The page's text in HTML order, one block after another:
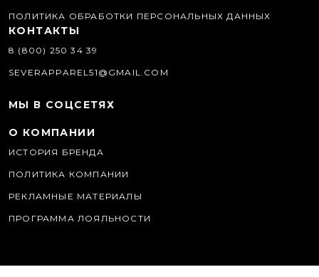
ПОЛИТИКА ОБРАБОТКИ ПЕРСОНАЛЬНЫХ ДАННЫХ
КОНТАКТЫ
8 (800) 250 34 39
SEVERAPPAREL51@GMAIL.COM
МЫ В СОЦСЕТЯХ
О КОМПАНИИ
ИСТОРИЯ БРЕНДА
ПОЛИТИКА КОМПАНИИ
РЕКЛАМНЫЕ МАТЕРИАЛЫ
ПРОГРАММА ЛОЯЛЬНОСТИ